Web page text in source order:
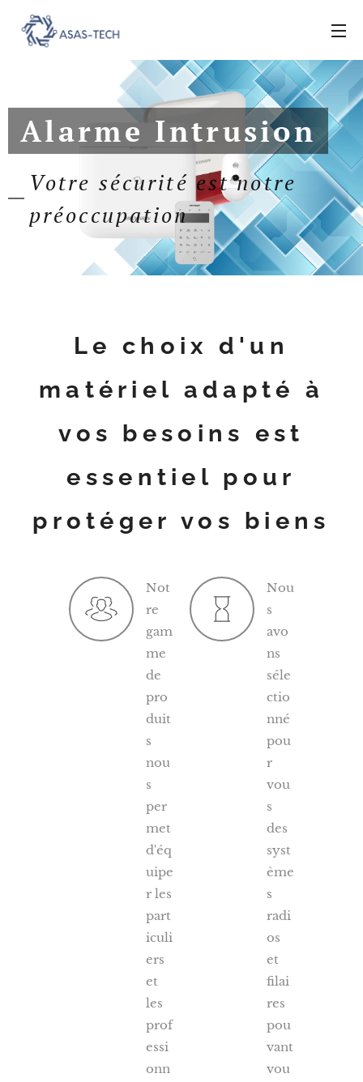
Alarme Intrusion
Votre sécurité est notre
préoccupation
Le choix d'un
matériel adapté à
vos besoins est
essentiel pour
protéger vos biens
Not
re
gam
me
de
pro
duit
s
nou
s
per
met
d'éq
uipe
r les
part
iculi
ers
et
les
prof
essi
onn
Nou
s
avo
ns
séle
ctio
nné
pou
r
vou
s
des
syst
ème
s
radi
os
et
filai
res
pou
vant
vou